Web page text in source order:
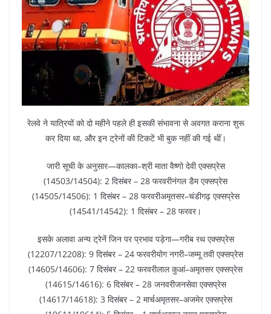
रेलवे ने यात्रियों को दो महीने पहले ही इसकी संभावना से अवगत कराना शुरू
कर दिया था, और इन ट्रेनों की टिकटें भी बुक नहीं की गई थीं।
जारी सूची के अनुसार—कालका–श्री माता वैष्णो देवी एक्सप्रेस
(14503/14504): 2 दिसंबर – 28 फरवरीनंगल डैम एक्सप्रेस
(14505/14506): 1 दिसंबर – 28 फरवरीअमृतसर–चंडीगढ़ एक्सप्रेस
(14541/14542): 1 दिसंबर – 28 फरवर।
इसके अलावा अन्य ट्रेनें जिन पर प्रभाव पड़ेगा—गरीब रथ एक्सप्रेस
(12207/12208): 9 दिसंबर – 24 फरवरीयोग नगरी–जम्मू तवी एक्सप्रेस
(14605/14606): 7 दिसंबर – 22 फरवरीलाल कुआं–अमृतसर एक्सप्रेस
(14615/14616): 6 दिसंबर – 28 जनवरीजनसेवा एक्सप्रेस
(14617/14618): 3 दिसंबर – 2 मार्चअमृतसर–अजमेर एक्सप्रेस